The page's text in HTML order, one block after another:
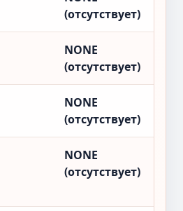
(отсутствует)
NONE
(отсутствует)
NONE
(отсутствует)
NONE
(отсутствует)